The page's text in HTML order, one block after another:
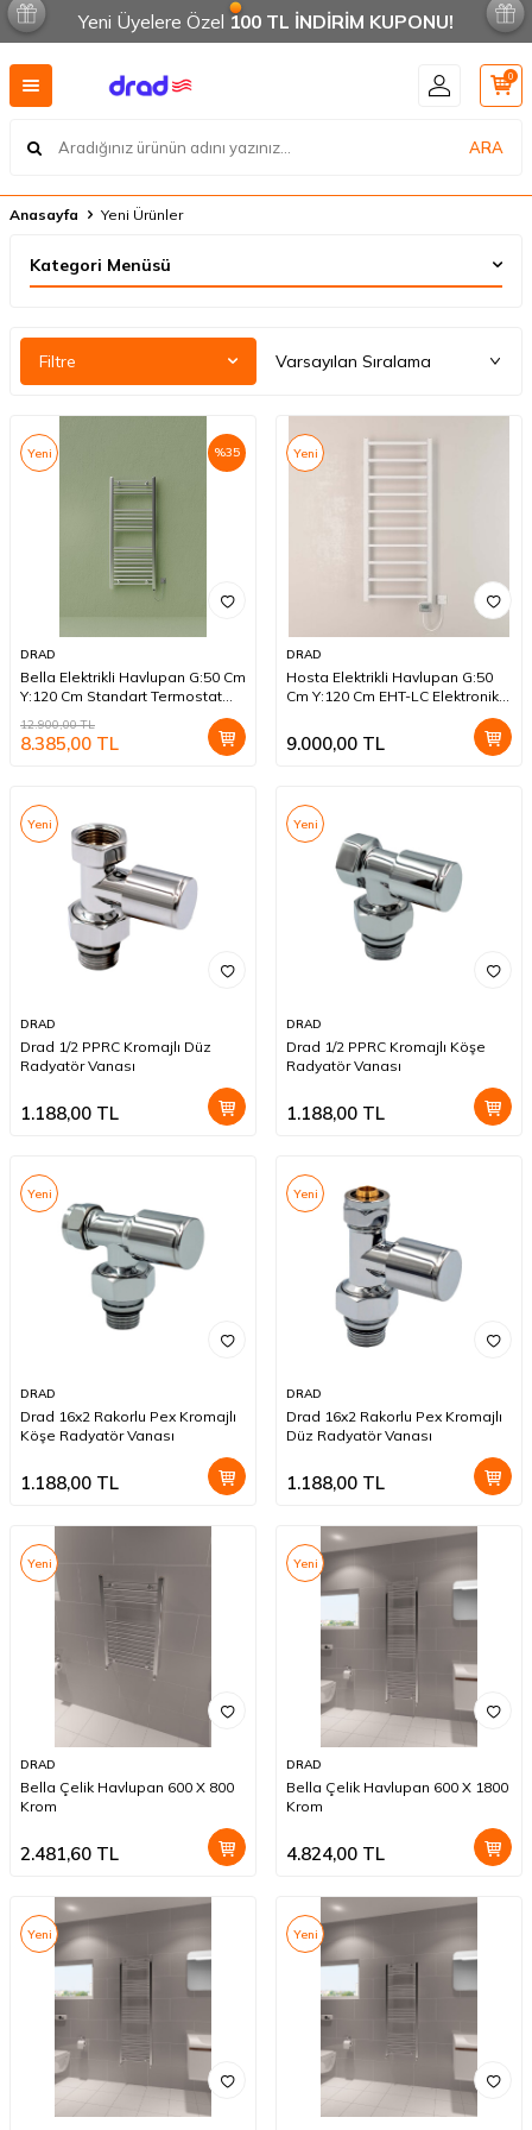
Yeni Üyelere Özel 100 TL İNDİRİM KUPONU!
ARA
0
Anasayfa Yeni Ürünler
Kategori Menüsü
Filtre
%35
Yeni
DRAD
Bella Elektrikli Havlupan G:50 Cm
Y:120 Cm Standart Termostat
12.900,00TL
8.385,00 TL
Yeni
DRAD
Hosta Elektrikli Havlupan G:50
Cm Y:120 Cm EHT-LC Elektronik
9.000,00 TL
Yeni
DRAD
Drad 1/2 PPRC Kromajlı Düz
Radyatör Vanası
1.188,00 TL
Yeni
DRAD
Drad 1/2 PPRC Kromajlı Köşe
Radyatör Vanası
1.188,00 TL
Yeni
DRAD
Drad 16x2 Rakorlu Pex Kromajlı
Köşe Radyatör Vanası
1.188,00 TL
Yeni
DRAD
Drad 16x2 Rakorlu Pex Kromajlı
Düz Radyatör Vanası
1.188,00 TL
Yeni
DRAD
Bella Çelik Havlupan 600 X 800
Krom
2.481,60 TL
Yeni
DRAD
Bella Çelik Havlupan 600 X 1800
Krom
4.824,00 TL
Yeni Yeni